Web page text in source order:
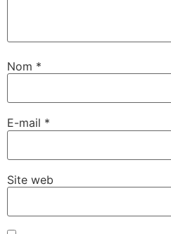
Nom *
E-mail *
Site web